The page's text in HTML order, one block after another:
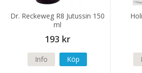
Dr. Reckeweg R8 Jutussin 150
ml
193 kr
Info Köp